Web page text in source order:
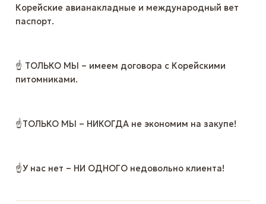
Корейские авианакладные и международный вет
паспорт.
☝ ТОЛЬКО МЫ – имеем договора с Корейскими
питомниками.
☝ТОЛЬКО МЫ – НИКОГДА не экономим на закупе!
☝У нас нет – НИ ОДНОГО недовольно клиента!